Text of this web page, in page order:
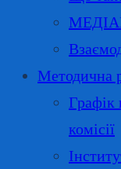
Методична
Графік
комісії